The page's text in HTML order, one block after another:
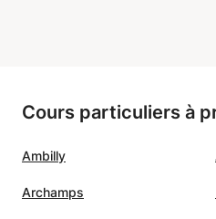
Cours particuliers à
Ambilly
Archamps